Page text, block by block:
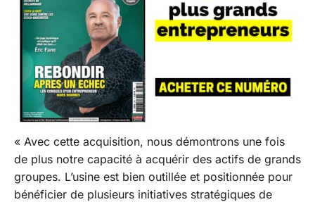
« Avec cette acquisition, nous démontrons une fois
de plus notre capacité à acquérir des actifs de grands
groupes. L’usine est bien outillée et positionnée pour
bénéficier de plusieurs initiatives stratégiques de